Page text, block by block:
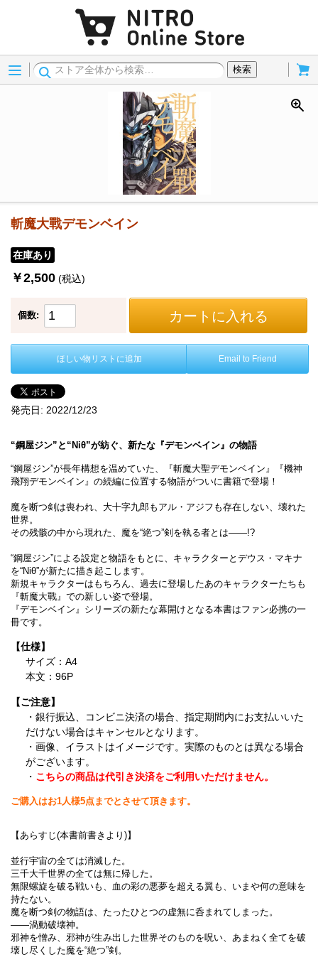
Menu
検索
斬魔大戰デモンベイン
在庫あり
￥2,500 (税込)
個数: カートに入れる
ほしい物リストに追加 Email to Friend
発売日: 2022/12/23
“鋼屋ジン”と“Niθ”が紡ぐ、新たな『デモンベイン』の物語
“鋼屋ジン”が長年構想を温めていた、『斬魔大聖デモンベイン』『機神
飛翔デモンベイン』の続編に位置する物語がついに書籍で登場！
魔を断つ剣は喪われ、大十字九郎もアル・アジフも存在しない、壊れた
世界。
その残骸の中から現れた、魔を“絶つ”剣を執る者とは――!?
“鋼屋ジン”による設定と物語をもとに、キャラクターとデウス・マキナ
を“Niθ”が新たに描き起こします。
新規キャラクターはもちろん、過去に登場したあのキャラクターたちも
『斬魔大戰』での新しい姿で登場。
『デモンベイン』シリーズの新たな幕開けとなる本書はファン必携の一
冊です。
【仕様】
サイズ：A4
本文：96P
【ご注意】
・銀行振込、コンビニ決済の場合、指定期間内にお支払いいた
だけない場合はキャンセルとなります。
・画像、イラストはイメージです。実際のものとは異なる場合
がございます。
・ こちらの商品は代引き決済をご利用いただけません。
ご購入はお1人様5点までとさせて頂きます。
【あらすじ(本書前書きより)】
並行宇宙の全ては消滅した。
三千大千世界の全ては無に帰した。
無限螺旋を破る戦いも、血の彩の悪夢を超える翼も、いまや何の意味を
持たない。
魔を断つ剣の物語は、たったひとつの虚無に呑まれてしまった。
――渦動破壊神。
邪神を憎み、邪神が生み出した世界そのものを呪い、あまねく全てを破
壊し尽くした魔を“絶つ”剣。